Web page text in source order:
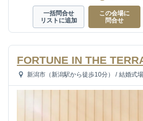
一括問合せ
リストに追加
この会場に
問合せ
FORTUNE IN THE
新潟市（新潟駅から徒歩10分） / 結婚式場